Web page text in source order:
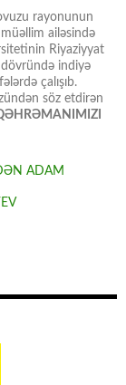
rayonunun
ailəsində
Riyaziyyat
indiyə
çalışıb.
söz etdirən
ADAM